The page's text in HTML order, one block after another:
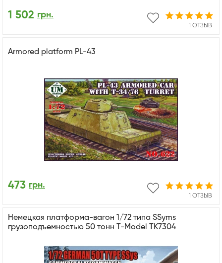
1 ОТЗЫВ
1 502 грн.
Armored platform PL-43
1 ОТЗЫВ
473 грн.
Немецкая платформа-вагон 1/72 типа SSyms
грузоподъемностью 50 тонн T-Model TK7304